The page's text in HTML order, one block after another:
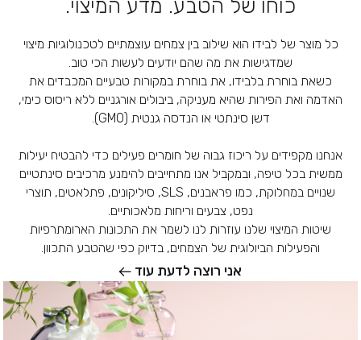
כוחו של הטבע. מדע המיצוי.
כל מוצר של לבידו הוא שילוב בין צמחים עוצמתיים לטכנולוגיות מיצוי
שמדגישות את מה שהם יודעים לעשות הכי טוב.
כשאת בוחרת בלבידו, את בוחרת במקורות טבעיים המכבדים את
האדמה ואת הפירות שהיא מעניקה, ביבולים אורגניים ללא ריסוס כימי,
דשן סינתטי או הנדסה גנטית (GMO).
אנחנו מקפידים על ריכוז גבוה של חומרים פעילים כדי להבטיח יעילות
ממשית בכל טיפה, ובמקביל אנו מתחייבים להימנע מרכיבים סינתטיים
שנויים במחלוקת, כמו פראבנים, SLS, סיליקונים, פתלאטים, תוצרי
נפט, צבעים וריחות מלאכותיים.
שיטות המיצוי שלנו עוזרות לנו לשמר את התכונות הארומתרפיות
והפעילות הביולוגית של הצמחים, בדיוק כפי שהטבע התכוון.
אני רוצה לדעת עוד